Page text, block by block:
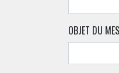
OBJET DU